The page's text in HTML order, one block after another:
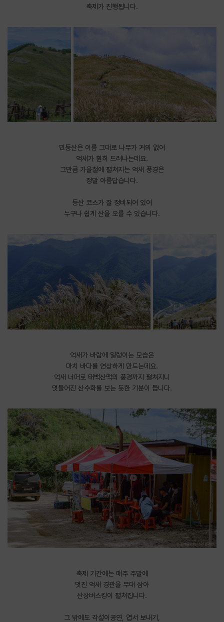
축제가 진행됩니다.
민둥산은 이름 그대로 나무가 거의 없어
억새가 훤히 드러나는데요.
그만큼 가을철에 펼쳐지는 억새 풍경은
정말 아름답습니다.
등산 코스가 잘 정비되어 있어
누구나 쉽게 산을 오를 수 있습니다.
억새가 바람에 일렁이는 모습은
마치 바다를 연상하게 만드는데요.
억새 너머로 태백산맥의 풍경까지 펼쳐지니
멋들어진 산수화를 보는 듯한 기분이 듭니다.
축제 기간에는 매주 주말에
멋진 억새 경관을 무대 삼아
산상버스킹이 펼쳐집니다.
그 밖에도 각설이공연, 엽서 보내기,